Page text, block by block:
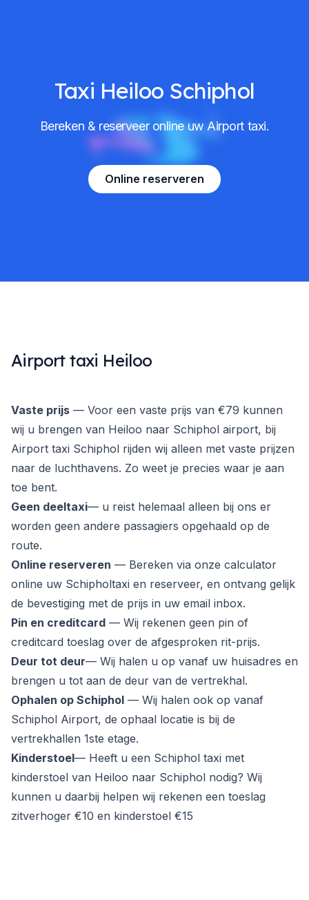
Taxi Heiloo Schiphol
Bereken & reserveer online uw Airport taxi.
Online reserveren
Airport taxi Heiloo
Vaste prijs — Voor een vaste prijs van €79 kunnen
wij u brengen van Heiloo naar Schiphol airport, bij
Airport taxi Schiphol rijden wij alleen met vaste prijzen
naar de luchthavens. Zo weet je precies waar je aan
toe bent.
Geen deeltaxi— u reist helemaal alleen bij ons er
worden geen andere passagiers opgehaald op de
route.
Online reserveren — Bereken via onze calculator
online uw Schipholtaxi en reserveer, en ontvang gelijk
de bevestiging met de prijs in uw email inbox.
Pin en creditcard — Wij rekenen geen pin of
creditcard toeslag over de afgesproken rit-prijs.
Deur tot deur— Wij halen u op vanaf uw huisadres en
brengen u tot aan de deur van de vertrekhal.
Ophalen op Schiphol — Wij halen ook op vanaf
Schiphol Airport, de ophaal locatie is bij de
vertrekhallen 1ste etage.
Kinderstoel— Heeft u een Schiphol taxi met
kinderstoel van Heiloo naar Schiphol nodig? Wij
kunnen u daarbij helpen wij rekenen een toeslag
zitverhoger €10 en kinderstoel €15